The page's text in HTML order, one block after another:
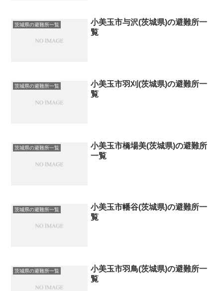
茨城県の避難所一覧
小美玉市与沢(茨城県)の避難所一
覧
茨城県の避難所一覧
小美玉市羽刈(茨城県)の避難所一
覧
茨城県の避難所一覧
小美玉市橋場美(茨城県)の避難所
一覧
茨城県の避難所一覧
小美玉市幡谷(茨城県)の避難所一
覧
茨城県の避難所一覧
小美玉市羽鳥(茨城県)の避難所一
覧